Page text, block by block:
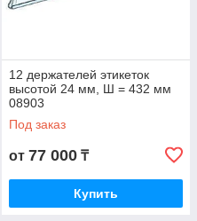
12 держателей этикеток
высотой 24 мм, Ш = 432 мм
08903
Под заказ
от 77 000 ₸
Купить